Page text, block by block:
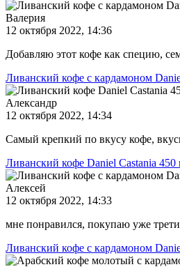
Валерия
12 октября 2022, 14:36
Добавляю этот кофе как специю,
Ливанский кофе с кардамоном
Александр
12 октября 2022, 14:34
Самый крепкий по вкусу кофе,
Ливанский кофе Daniel Castania 450
Алексей
12 октября 2022, 14:33
мне понравился, покупаю уже
Ливанский кофе с кардамоном